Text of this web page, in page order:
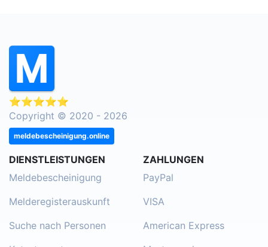
⭐⭐⭐⭐⭐
Copyright © 2020 - 2026
meldebescheinigung.online
DIENSTLEISTUNGEN
Meldebescheinigung
Melderegisterauskunft
Suche nach Personen
ZAHLUNGEN
PayPal
VISA
American Express